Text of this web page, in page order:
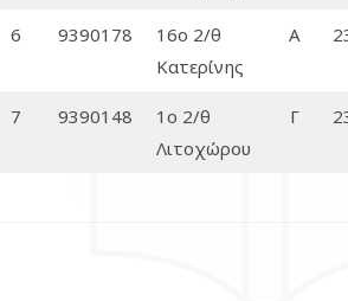
6 9390178
16ο 2/θ
Κατερίνης
Α
7 9390148
1ο 2/θ
Λιτοχώρου
Γ